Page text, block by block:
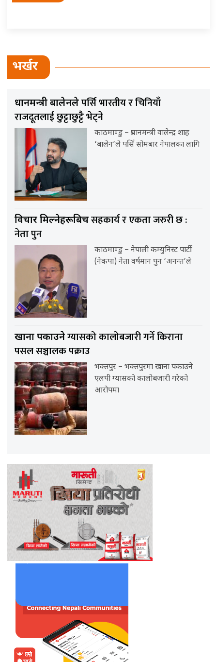
भर्खर
प्रधानमन्त्री बालेनलेपर्सि भारतीय र चिनियाँ
राजदूतलाई छुट्टाछुट्टै भेट्ने
काठमाण्डु – प्रधानमन्त्री वालेन्द्र शाह
‘बालेन’ले पर्सि सोमबार नेपालका लागि
विचार मिल्नेहरूबिचसहकार्य र एकता जरुरी छ :
नेता पुन
काठमाण्डु – नेपाली कम्युनिस्ट पार्टी
(नेकपा) नेता वर्षमान पुन ‘अनन्त’ले
खाना पकाउनेग्यासको कालोबजारी गर्ने किराना
पसल सञ्चालक पक्राउ
भक्तपुर – भक्तपुरमा खाना पकाउने
एलपी ग्यासको कालोबजारी गरेको
आरोपमा